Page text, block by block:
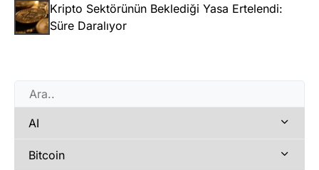
Kripto Sektörünün Beklediği Yasa Ertelendi:
Süre Daralıyor
AI
Bitcoin